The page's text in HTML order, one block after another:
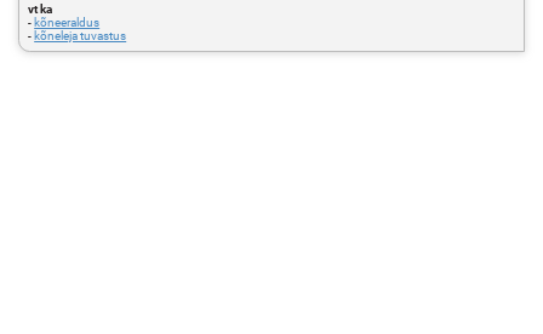
vt ka
- kõneeraldus
- kõneleja tuvastus